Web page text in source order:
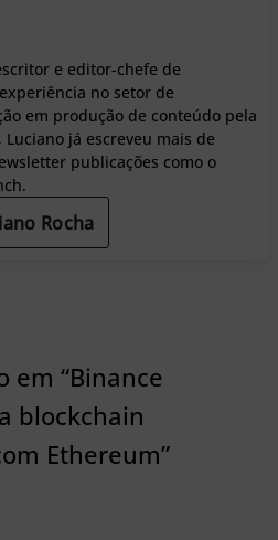
e editor-chefe de
no setor de
em produção de conteúdo pela
Luciano já escreveu mais de
publicações como o
Rocha
em “Binance
blockchain
Ethereum”